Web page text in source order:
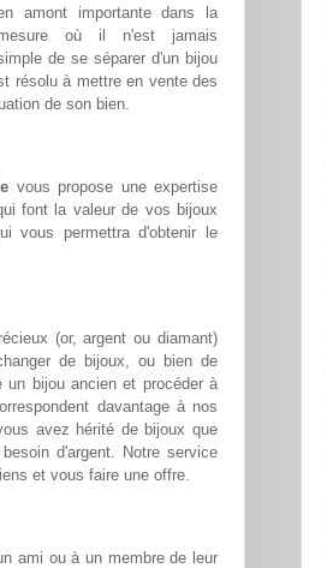
amont importante dans la
où il n'est jamais
de se séparer d'un bijou
résolu à mettre en vente des
de son bien.
vous propose une expertise
font la valeur de vos bijoux
vous permettra d'obtenir le
(or, argent ou diamant)
de bijoux, ou bien de
un bijou ancien et procéder à
davantage à nos
avez hérité de bijoux que
d'argent. Notre service
et vous faire une offre.
ami ou à un membre de leur